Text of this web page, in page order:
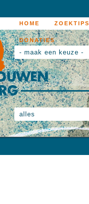
HOME ZOEKTIPS
DONATIES
- maak een keuze -
alles